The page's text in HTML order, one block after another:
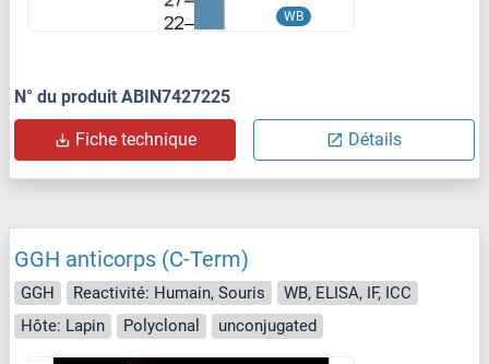
WB
N° du produit ABIN7427225
Fiche technique Détails
GGH anticorps (C-Term)
GGH Reactivité: Humain, Souris
WB, ELISA, IF, ICC
Hôte: Lapin
Polyclonal unconjugated